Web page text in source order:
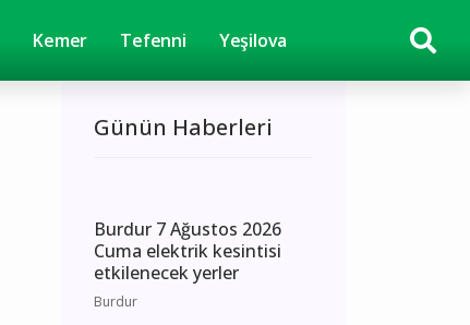
Kemer Tefenni Yeşilova
Günün Haberleri
Burdur 7 Ağustos 2026
Cuma elektrik kesintisi
etkilenecek yerler
Burdur